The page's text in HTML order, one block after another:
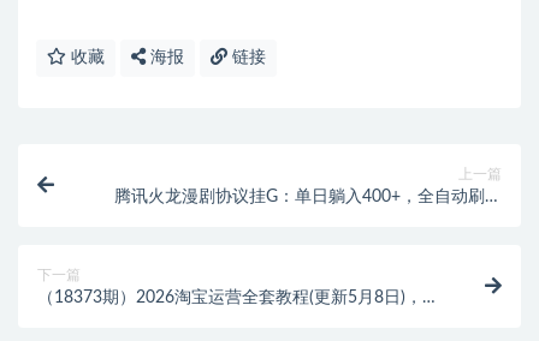
收藏 海报 链接
上一篇
腾讯火龙漫剧协议挂G：单日躺入400+，全自动刷视
下一篇
（18373期）2026淘宝运营全套教程(更新5月8日)，直